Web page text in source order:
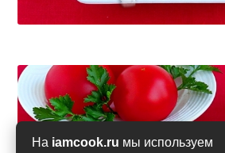
На iamcook.ru мы используем